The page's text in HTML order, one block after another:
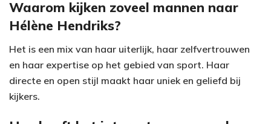
Waarom kijken zoveel mannen naar
Hélène Hendriks?
Het is een mix van haar uiterlijk, haar zelfvertrouwen
en haar expertise op het gebied van sport. Haar
directe en open stijl maakt haar uniek en geliefd bij
kijkers.